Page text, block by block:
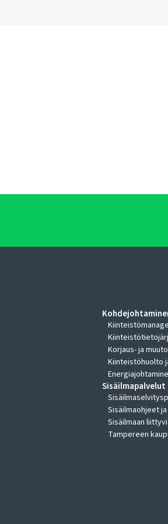
Korjaus- ja
Kiinteistöhuolto
Sisäilmapalvelut
Sisäilmaohjeet
Sisäilmaan
Tampereen